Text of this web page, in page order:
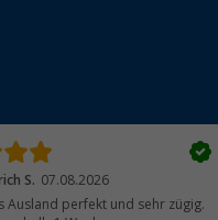
S. 07.08.2026
Ausland perfekt und sehr zügig.